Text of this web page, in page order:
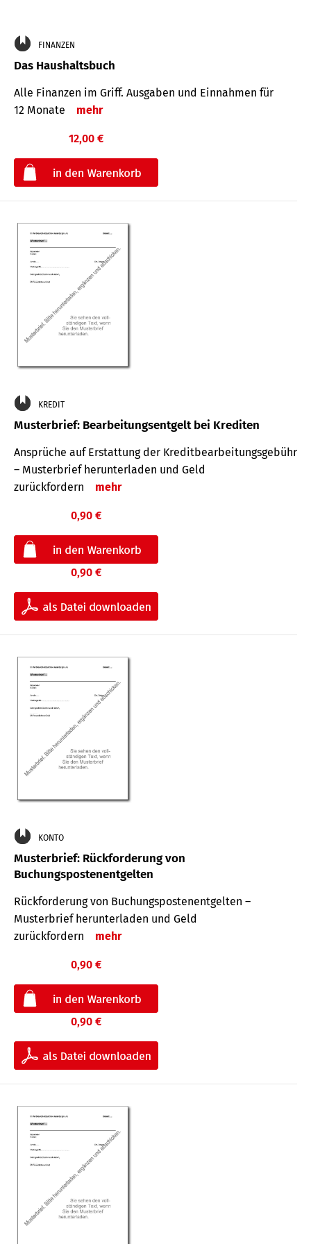
FINANZEN
Das Haushaltsbuch
Alle Finanzen im Griff. Aus­gaben und Ein­nahmen für
12 Monate
mehr
12,00 €
KREDIT
Musterbrief: Bearbeitungsentgelt bei Krediten
Ansprüche auf Erstattung der Kreditbearbeitungsgebühr
– Musterbrief herunterladen und Geld
zurückfordern
mehr
0,90 €
0,90 €
KONTO
Musterbrief: Rückforderung von
Buchungspostenentgelten
Rückforderung von Buchungspostenentgelten –
Musterbrief herunterladen und Geld
zurückfordern
mehr
0,90 €
0,90 €